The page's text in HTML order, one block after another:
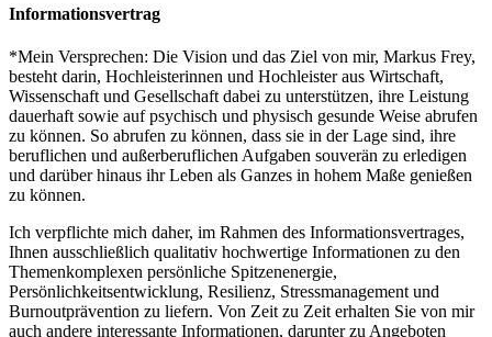
Informationsvertrag
*Mein Versprechen: Die Vision und das Ziel von mir, Markus Frey,
besteht darin, Hochleisterinnen und Hochleister aus Wirtschaft,
Wissenschaft und Gesellschaft dabei zu unterstützen, ihre Leistung
dauerhaft sowie auf psychisch und physisch gesunde Weise abrufen
zu können. So abrufen zu können, dass sie in der Lage sind, ihre
beruflichen und außerberuflichen Aufgaben souverän zu erledigen
und darüber hinaus ihr Leben als Ganzes in hohem Maße genießen
zu können.
Ich verpflichte mich daher, im Rahmen des Informationsvertrages,
Ihnen ausschließlich qualitativ hochwertige Informationen zu den
Themenkomplexen persönliche Spitzenenergie,
Persönlichkeitsentwicklung, Resilienz, Stressmanagement und
Burnoutprävention zu liefern. Von Zeit zu Zeit erhalten Sie von mir
auch andere interessante Informationen, darunter zu Angeboten